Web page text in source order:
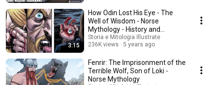
3:15
How Odin Lost His Eye - The
Well of Wisdom - Norse
Mythology - History and
Mythology
Storia e Mitologia Illustrate
236K views
5 years ago
Fenrir: The Imprisonment of the
Terrible Wolf, Son of Loki -
Norse Mythology